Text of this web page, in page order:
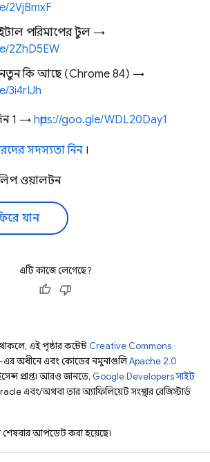
2VjBmxF
পরিমাপের টুল →
2ZhD5EW
নতুন কি আছে (Chrome 84) →
3i4rIJh
1 → https://goo.gle/WDL20Day1
সদস্যতা নিন।
ওয়ালটন
যান
এটি কাজে লেগেছে?
এই পৃষ্ঠার কন্টেন্ট Creative Commons
-এর অধীনে এবং কোডের নমুনাগুলিApache 2.0
প্রাপ্ত। আরও জানতে, Google Developers সাইট
এবং/অথবা তার অ্যাফিলিয়েট সংস্থার রেজিস্টার্ড
আপডেট করা হয়েছে।